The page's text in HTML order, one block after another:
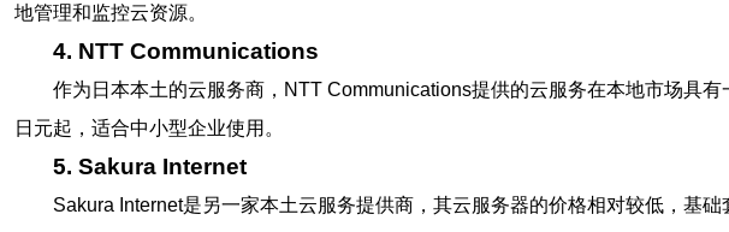
地管理和监控云资源。
4. NTT Communications
作为日本本土的云服务商，NTT Communications提供的云服务在本地市场具
日元起，适合中小型企业使用。
5. Sakura Internet
Sakura Internet是另一家本土云服务提供商，其云服务器的价格相对较低，基